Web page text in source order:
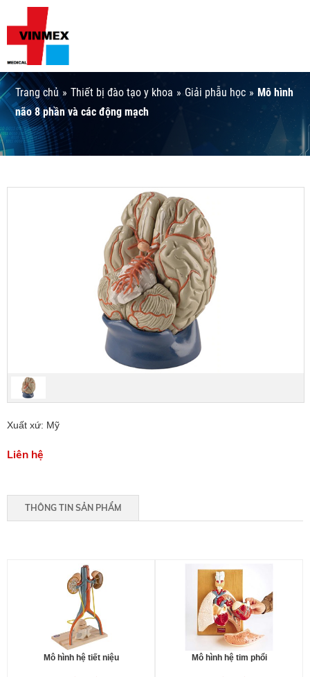
Trang chủ » Thiết bị đào tạo y khoa » Giải phẫu học » Mô hình
não 8 phần và các động mạch
Xuất xứ: Mỹ
Liên hệ
THÔNG TIN SẢN PHẨM
Mô hình hệ tiết niệu Mô hình hệ tim phổi